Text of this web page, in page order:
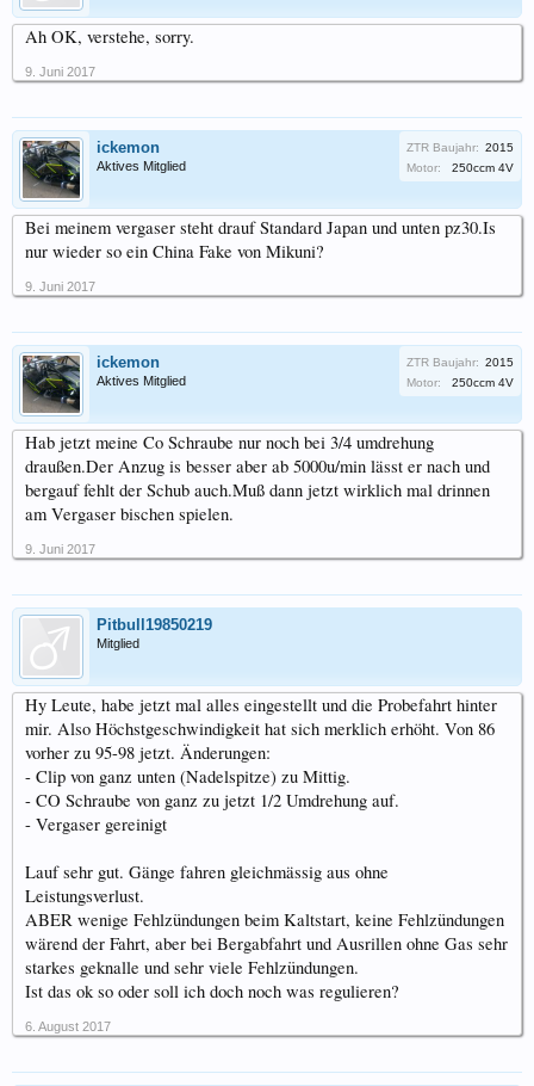
Ah OK, verstehe, sorry.
9. Juni 2017
ickemon
Aktives Mitglied
ZTR Baujahr: 2015
Motor:
250ccm 4V
Bei meinem vergaser steht drauf Standard Japan und unten pz30.Is
nur wieder so ein China Fake von Mikuni?
9. Juni 2017
ickemon
Aktives Mitglied
ZTR Baujahr: 2015
Motor:
250ccm 4V
Hab jetzt meine Co Schraube nur noch bei 3/4 umdrehung
draußen.Der Anzug is besser aber ab 5000u/min lässt er nach und
bergauf fehlt der Schub auch.Muß dann jetzt wirklich mal drinnen
am Vergaser bischen spielen.
9. Juni 2017
Pitbull19850219
Mitglied
Hy Leute, habe jetzt mal alles eingestellt und die Probefahrt hinter
mir. Also Höchstgeschwindigkeit hat sich merklich erhöht. Von 86
vorher zu 95-98 jetzt. Änderungen:
- Clip von ganz unten (Nadelspitze) zu Mittig.
- CO Schraube von ganz zu jetzt 1/2 Umdrehung auf.
- Vergaser gereinigt
Lauf sehr gut. Gänge fahren gleichmässig aus ohne
Leistungsverlust.
ABER wenige Fehlzündungen beim Kaltstart, keine Fehlzündungen
wärend der Fahrt, aber bei Bergabfahrt und Ausrillen ohne Gas sehr
starkes geknalle und sehr viele Fehlzündungen.
Ist das ok so oder soll ich doch noch was regulieren?
6. August 2017